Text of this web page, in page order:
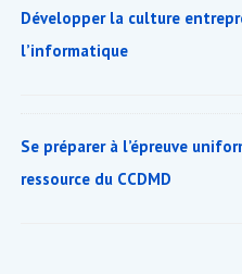
Développer la culture
l’informatique
Se préparer à l’épreuve
ressource du CCDMD